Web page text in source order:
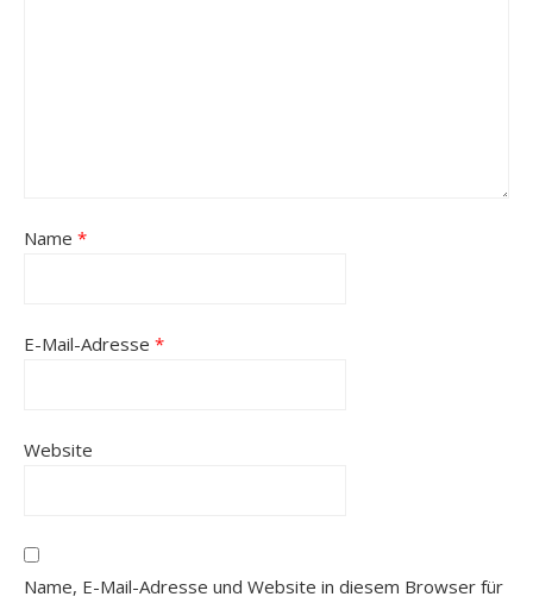
Name *
E-Mail-Adresse *
Website
Name, E-Mail-Adresse und Website in diesem Browser für